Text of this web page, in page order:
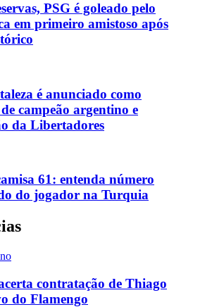
PSG é goleado pelo
em primeiro amistoso após
é anunciado como
campeão argentino e
da Libertadores
61: entenda número
do jogador na Turquia
contratação de Thiago
do Flamengo